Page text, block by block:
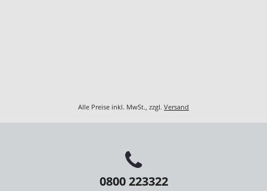
Alle Preise inkl. MwSt., zzgl. Versand
0800 223322